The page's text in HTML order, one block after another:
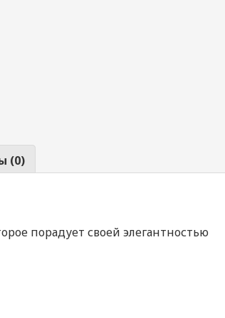
(0)
порадует своей элегантностью